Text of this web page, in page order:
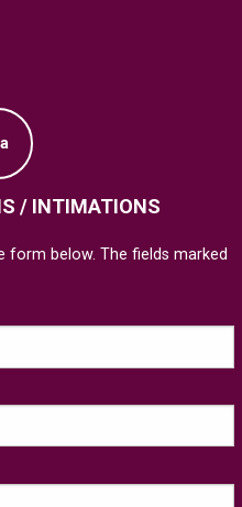
/ INTIMATIONS
form below. The fields marked